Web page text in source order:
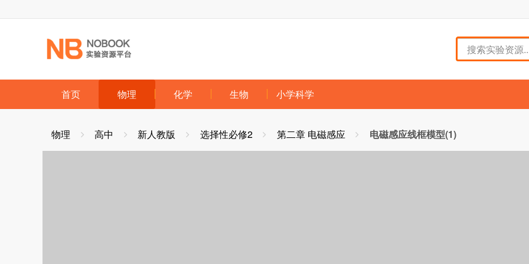
首页 物理 化学 生物 小学科学
物理 高中 新人教版 选择性必修2 第二章 电磁感应 电磁感应线框模型(1)